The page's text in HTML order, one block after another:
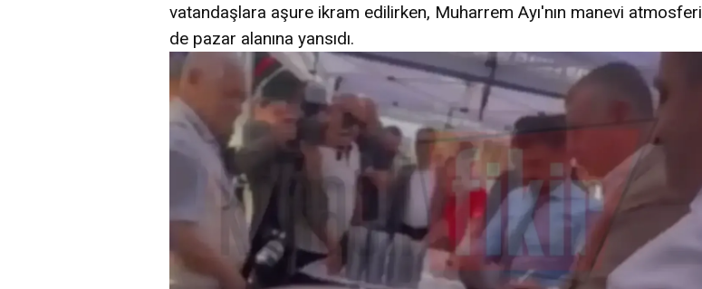
vatandaşlara aşure ikram edilirken, Muharrem Ayı'nın manevi atmosferi
de pazar alanına yansıdı.